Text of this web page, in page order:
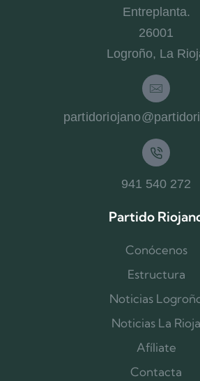
Entreplanta.
26001
Logroño, La
941 540 272
Partido
Conócenos
Estructura
Noticias
Noticias La Rioja
Afíliate
Contacta